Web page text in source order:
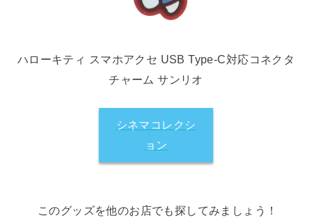
ハローキティ スマホアクセ USB Type-C対応コネクタ
チャーム サンリオ
シネマコレクシ
ョン
このグッズを他のお店でも探してみましょう！